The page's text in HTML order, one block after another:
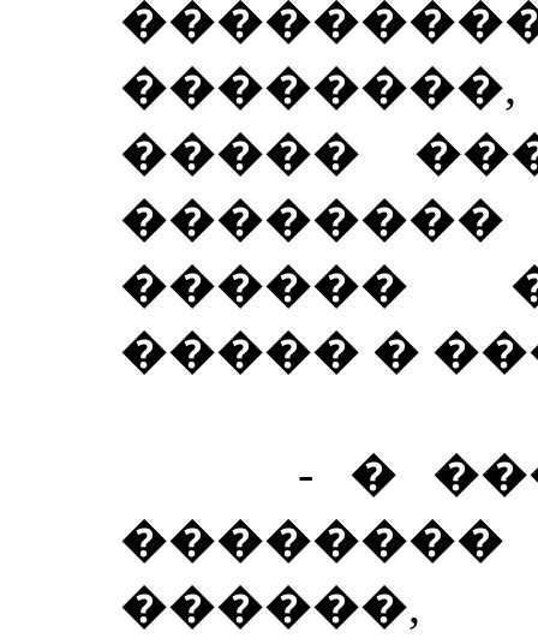
�����
������
����� �
- � ���